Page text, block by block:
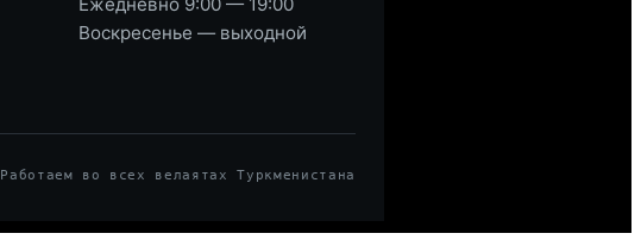
Воскресенье — выходной
Работаем во всех велаятах Туркменистана